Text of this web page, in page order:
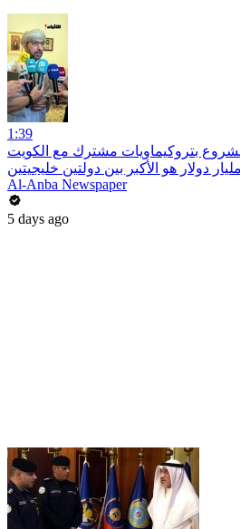
1:39
مشروع بتروكيماويات مشترك مع الكويت
Al-Anba Newspaper
5 days ago